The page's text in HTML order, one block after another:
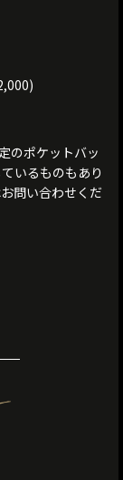
のポケットバッ
いるものもあり
問い合わせくだ